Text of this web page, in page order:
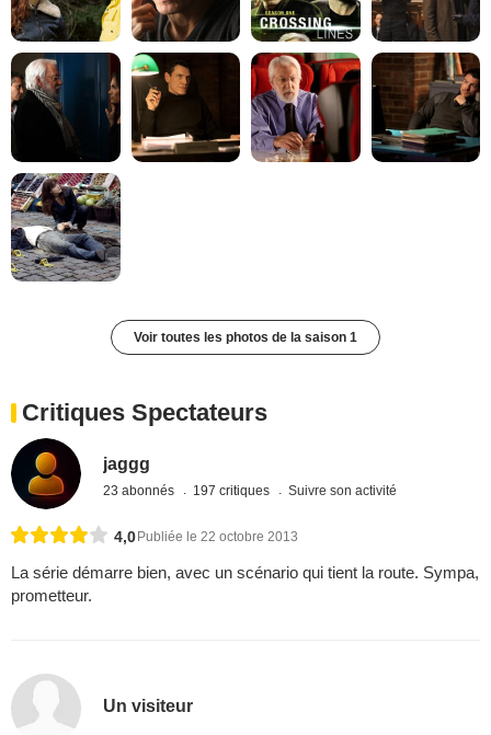
Voir toutes les photos de la saison 1
Critiques Spectateurs
jaggg
23 abonnés 197 critiques Suivre son activité
4,0Publiée le 22 octobre 2013
La série démarre bien, avec un scénario qui tient la route. Sympa,
prometteur.
Un visiteur